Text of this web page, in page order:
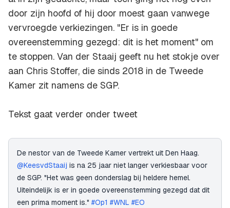
door zijn hoofd of hij door moest gaan vanwege
vervroegde verkiezingen. "Er is in goede
overeenstemming gezegd: dit is het moment" om
te stoppen. Van der Staaij geeft nu het stokje over
aan Chris Stoffer, die sinds 2018 in de Tweede
Kamer zit namens de SGP.
Tekst gaat verder onder tweet
De nestor van de Tweede Kamer vertrekt uit Den Haag.
@KeesvdStaaij is na 25 jaar niet langer verkiesbaar voor
de SGP. "Het was geen donderslag bij heldere hemel.
Uiteindelijk is er in goede overeenstemming gezegd dat dit
een prima moment is." #Op1 #WNL #EO